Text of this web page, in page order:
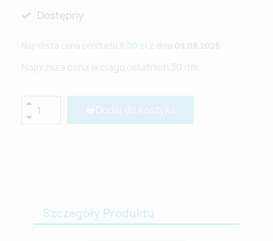
Dostępny
Najniższa cena produktu 8,00 zł z dnia 09.08.2026
Najniższa cena w ciągu ostatnich 30 dni
Dodaj do koszyka
Szczegóły Produktu